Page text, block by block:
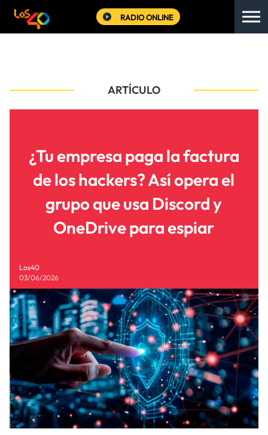
RADIO ONLINE
ARTÍCULO
¿Tu empresa paga la factura
de los hackers? Así opera el
grupo que usa Discord y
OneDrive para espiar
Los40
03/06/2026